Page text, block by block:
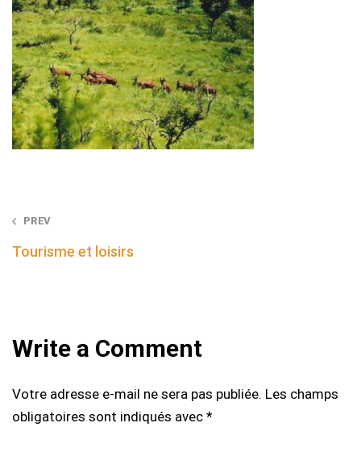
Post
navigation
PREV
Tourisme et loisirs
Write a Comment
Votre adresse e-mail ne sera pas publiée. Les champs
obligatoires sont indiqués avec *